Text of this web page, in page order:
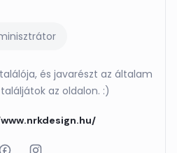
és javarészt az általam
az oldalon. :)